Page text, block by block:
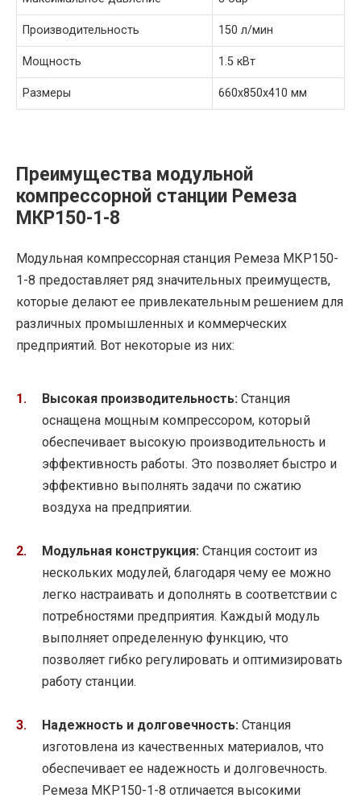
Производительность 150 л/мин
Мощность 1.5 кВт
Размеры 660x850x410 мм
Преимущества модульной
компрессорной станции Ремеза
МКР150-1-8
Модульная компрессорная станция Ремеза МКР150-
1-8 предоставляет ряд значительных преимуществ,
которые делают ее привлекательным решением для
различных промышленных и коммерческих
предприятий. Вот некоторые из них:
Высокая производительность: Станция
оснащена мощным компрессором, который
обеспечивает высокую производительность и
эффективность работы. Это позволяет быстро и
эффективно выполнять задачи по сжатию
воздуха на предприятии.
Модульная конструкция: Станция состоит из
нескольких модулей, благодаря чему ее можно
легко настраивать и дополнять в соответствии с
потребностями предприятия. Каждый модуль
выполняет определенную функцию, что
позволяет гибко регулировать и оптимизировать
работу станции.
Надежность и долговечность: Станция
изготовлена из качественных материалов, что
обеспечивает ее надежность и долговечность.
Ремеза МКР150-1-8 отличается высокими